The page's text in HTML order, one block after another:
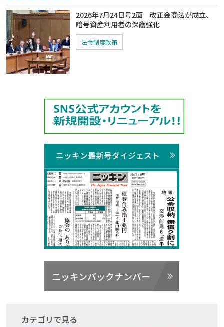
2026年7月24日号2面 改正金商法が成立、
暗号資産利用者の保護強化
法令制度政策
ニッキン最新号ダイジェスト
ニッキンバックナンバー
カテゴリで見る